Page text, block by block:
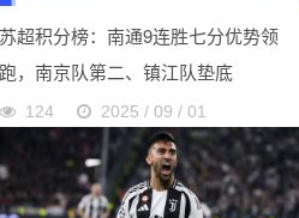
苏超积分榜：南通9连胜七分优势领
跑，南京队第二、镇江队垫底
124 2025 / 09 / 01